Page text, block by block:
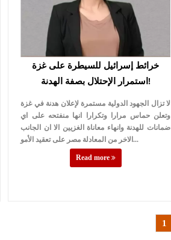
خرائط إسرائيل للسيطرة على غزة
استمرار الإحتلال بصفة الهدنة!
لا تزال الجهود الدولية مستمرة لإعلان هدنة في غزة
وتعلن حماس مرارا وتكرارا انها منفتحه على اي
ضمانات للهدنة وانهاء معاناة الغزيين الا ان الجانب
الاخر من المعادلة مصر على تعقيد الأمو...
Read more
1